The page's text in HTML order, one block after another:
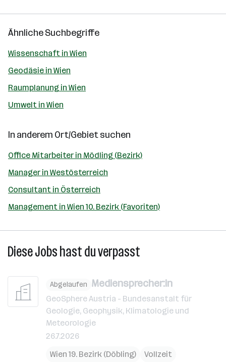
Ähnliche Suchbegriffe
Wissenschaft in Wien
Geodäsie in Wien
Raumplanung in Wien
Umwelt in Wien
In anderem Ort/Gebiet suchen
Office Mitarbeiter in Mödling (Bezirk)
Manager in Westösterreich
Consultant in Österreich
Management in Wien 10. Bezirk (Favoriten)
Diese Jobs hast du verpasst
Abgelaufen Mediensprecher:in
GeoSphere Austria - Bundesanstalt für
Geologie, Geophysik, Klimatologie und
Meteorologie
26.7.2026
Wien 19. Bezirk (Döbling)
Vollzeit